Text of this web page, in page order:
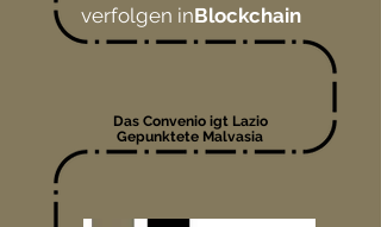
verfolgen inBlockchain
Das Convenio igt Lazio
Gepunktete Malvasia